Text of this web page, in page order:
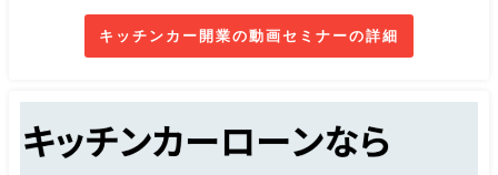
キッチンカー開業の動画セミナーの詳細